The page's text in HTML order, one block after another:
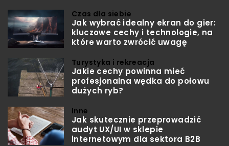
Czas dla siebie
Jak wybrać idealny ekran do gier:
kluczowe cechy i technologie, na
które warto zwrócić uwagę
Turystyka i rekreacja
Jakie cechy powinna mieć
profesjonalna wędka do połowu
dużych ryb?
Inne
Jak skutecznie przeprowadzić
audyt UX/UI w sklepie
internetowym dla sektora B2B